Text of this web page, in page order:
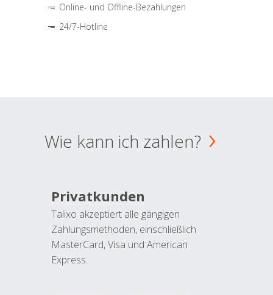
Online- und Offline-Bezahlungen
24/7-Hotline
Wie kann ich zahlen?
Privatkunden
Talixo akzeptiert alle gängigen
Zahlungsmethoden, einschließlich
MasterCard, Visa und American
Express.